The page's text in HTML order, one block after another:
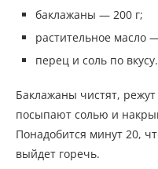
баклажаны — 200 г;
растительное масло
перец и соль по вкусу.
Баклажаны чистят,
посыпают солью и
Понадобится минут 20,
выйдет горечь.